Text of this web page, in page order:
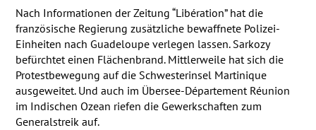
Nach Informationen der Zeitung “Libération” hat die
französische Regierung zusätzliche bewaffnete Polizei-
Einheiten nach Guadeloupe verlegen lassen. Sarkozy
befürchtet einen Flächenbrand. Mittlerweile hat sich die
Protestbewegung auf die Schwesterinsel Martinique
ausgeweitet. Und auch im Übersee-Département Réunion
im Indischen Ozean riefen die Gewerkschaften zum
Generalstreik auf.